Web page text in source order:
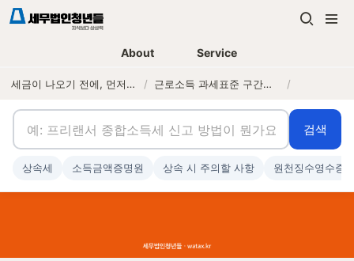
About Service
세금이 나오기 전에, 먼저 연락하는 세무법인 / 근로소득 과세표준 구간별 세율과 소득세 계산방법 /
검색
상속세 소득금액증명원 상속 시 주의할 사항 원천징수영수증